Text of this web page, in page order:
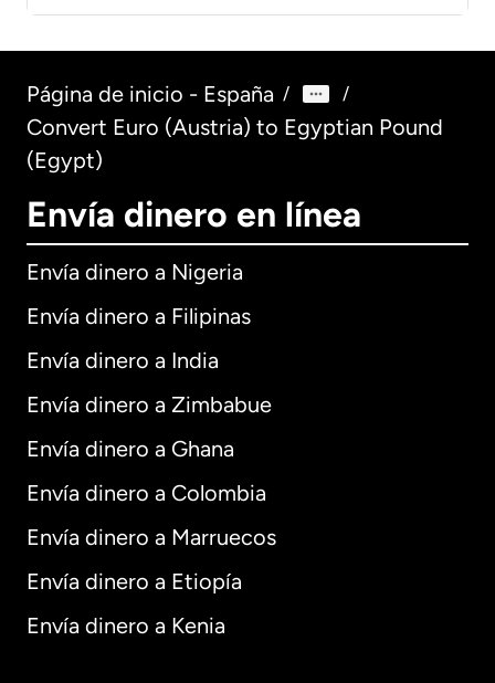
Página de inicio - España / /
Convert Euro (Austria) to Egyptian Pound
(Egypt)
Envía dinero en línea
Envía dinero a Nigeria
Envía dinero a Filipinas
Envía dinero a India
Envía dinero a Zimbabue
Envía dinero a Ghana
Envía dinero a Colombia
Envía dinero a Marruecos
Envía dinero a Etiopía
Envía dinero a Kenia